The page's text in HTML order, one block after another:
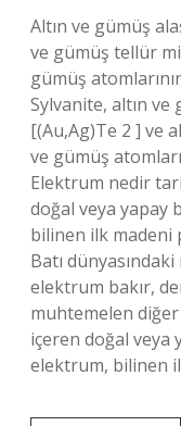
Altın ve gümüş
ve gümüş tellür
gümüş
Sylvanite, altın
[(Au,Ag)Te 2 ] ve
ve gümüş
Elektrum nedir
doğal veya yapay
bilinen ilk madeni
Batı
elektrum bakır,
muhtemelen
içeren doğal veya
elektrum, bilinen